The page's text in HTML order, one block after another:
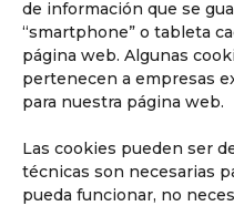
de información que se
“smartphone” o tableta
página web. Algunas
pertenecen a empresas
para nuestra página web.
Las cookies pueden ser
técnicas son necesarias
pueda funcionar, no